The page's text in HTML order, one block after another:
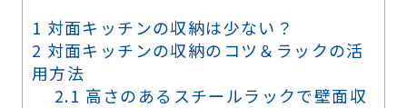
1 対面キッチンの収納は少ない？
2 対面キッチンの収納のコツ＆ラックの活
用方法
2.1 高さのあるスチールラックで壁面収